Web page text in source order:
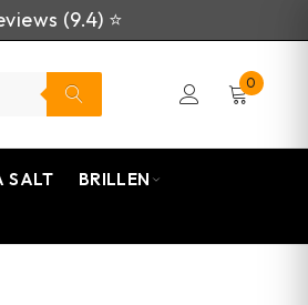
(9.4) ⭐
0
SALT
BRILLEN